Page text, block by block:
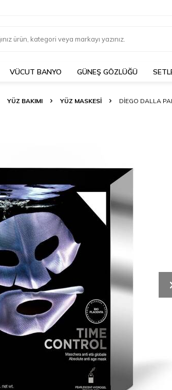
VÜCUT BANYO GÜNEŞ GÖZLÜĞÜ
YÜZ BAKIMI YÜZ MASKESI DIEGO DALLA